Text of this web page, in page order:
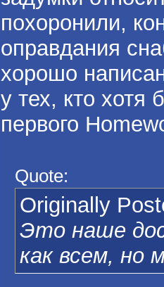
похоронили,
оправдания
хорошо
у тех, кто хотя
первого
Quote:
Originally
Это наше
как всем, но